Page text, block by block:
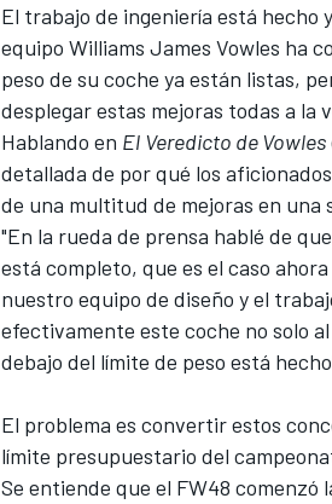
El trabajo de ingeniería está hecho
equipo Williams James Vowles ha
peso de su coche ya están listas,
desplegar estas mejoras todas a la
Hablando en El Veredicto de Vowles
detallada de por qué los
de una multitud de mejoras en una
"En la rueda de prensa hablé de
está completo, que es el caso
nuestro equipo de diseño y el
efectivamente este coche no solo
debajo del límite de peso está
El problema es convertir estos
límite presupuestario del
Se entiende que el FW48 comenzó